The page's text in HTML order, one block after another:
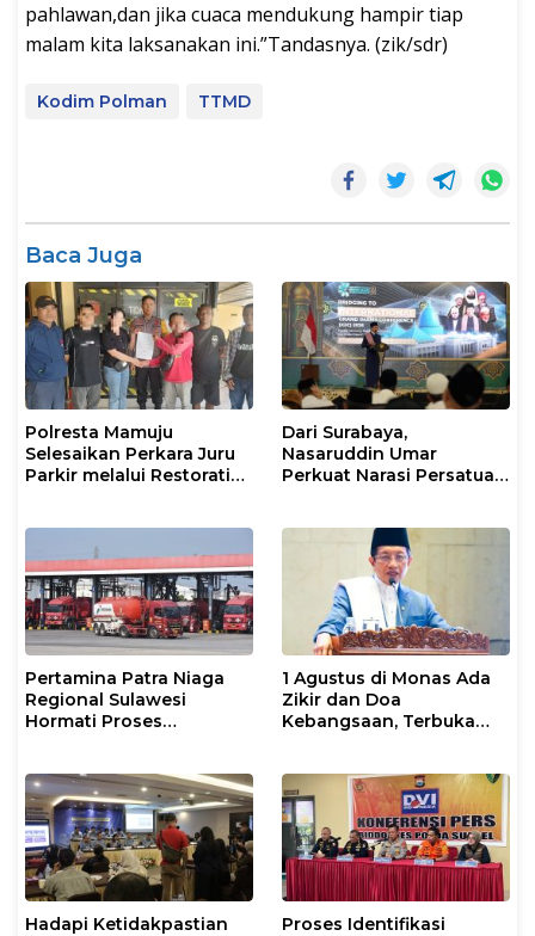
pahlawan,dan jika cuaca mendukung hampir tiap
malam kita laksanakan ini.”Tandasnya. (zik/sdr)
Kodim Polman TTMD
Baca Juga
Polresta Mamuju
Selesaikan Perkara Juru
Parkir melalui Restorative
Dari Surabaya,
Nasaruddin Umar
Perkuat Narasi Persatuan
Pertamina Patra Niaga
Regional Sulawesi
Hormati Proses
di Polman
1 Agustus di Monas Ada
Zikir dan Doa
Kebangsaan, Terbuka
Hadapi Ketidakpastian
Proses Identifikasi